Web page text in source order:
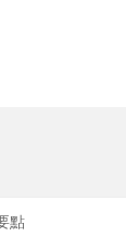
點